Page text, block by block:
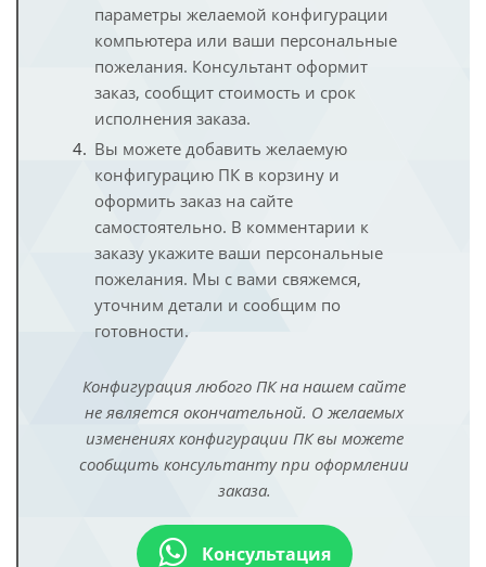
параметры желаемой конфигурации
компьютера или ваши персональные
пожелания. Консультант оформит
заказ, сообщит стоимость и срок
исполнения заказа.
Вы можете добавить желаемую
конфигурацию ПК в корзину и
оформить заказ на сайте
самостоятельно. В комментарии к
заказу укажите ваши персональные
пожелания. Мы с вами свяжемся,
уточним детали и сообщим по
готовности.
Конфигурация любого ПК на нашем сайте
не является окончательной. О желаемых
изменениях конфигурации ПК вы можете
сообщить консультанту при оформлении
заказа.
Консультация